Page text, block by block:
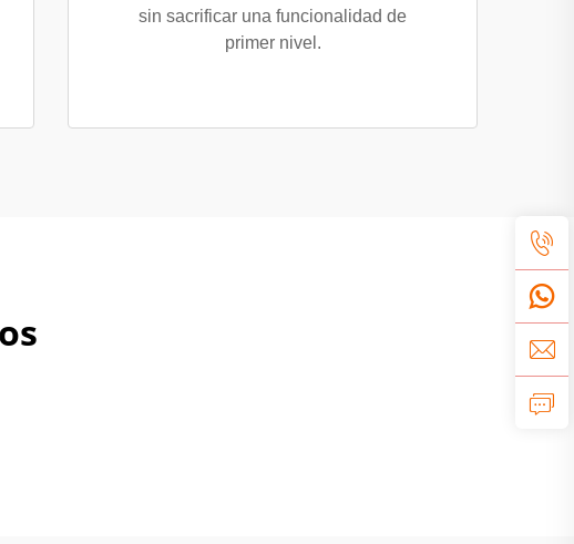
sin sacrificar una funcionalidad de
primer nivel.